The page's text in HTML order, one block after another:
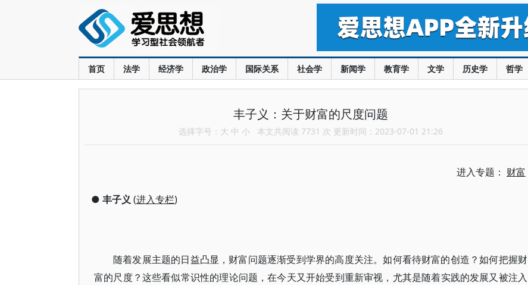
首页 法学 经济学 政治学 国际关系 社会学 新闻学 教育学 文学 历史学 哲学
丰子义：关于财富的尺度问题
选择字号： 大 中 小 本文共阅读 7731 次 更新时间：2023-07-01 21:26
进入专题： 财富
● 丰子义 (进入专栏)
随着发展主题的日益凸显，财富问题逐渐受到学界的高度关注。如何看待财富的创造？如何把握财
富的尺度？这些看似常识性的理论问题，在今天又开始受到重新审视，尤其是随着实践的发展又被注入